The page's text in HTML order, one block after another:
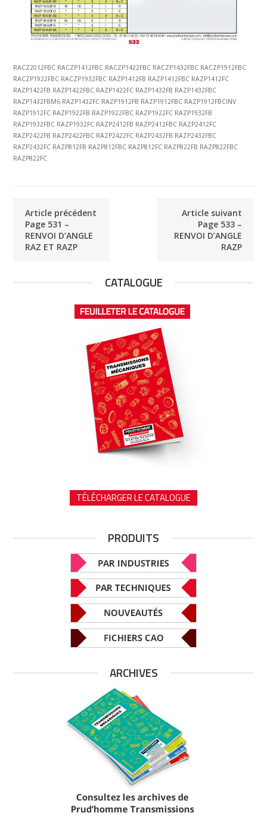
RACZ2012FBC RACZP1412FBC RACZP1422FBC RACZP1432FBC RACZP1912FBC
RACZP1922FBC RACZP1932FBC RAZP1412FB RAZP1412FBC RAZP1412FC
RAZP1422FB RAZP1422FBC RAZP1422FC RAZP1432FB RAZP1432FBC
RAZP1432FBM6 RAZP1432FC RAZP1912FB RAZP1912FBC RAZP1912FBCINV
RAZP1912FC RAZP1922FB RAZP1922FBC RAZP1922FC RAZP1932FB
RAZP1932FBC RAZP1932FC RAZP2412FB RAZP2412FBC RAZP2412FC
RAZP2422FB RAZP2422FBC RAZP2422FC RAZP2432FB RAZP2432FBC
RAZP2432FC RAZP812FB RAZP812FBC RAZP812FC RAZP822FB RAZP822FBC
RAZP822FC
Article précédent
Page 531 –
RENVOI D’ANGLE
RAZ ET RAZP
Article suivant
Page 533 –
RENVOI D’ANGLE
RAZP
CATALOGUE
TÉLÉCHARGER LE CATALOGUE
PRODUITS
ARCHIVES